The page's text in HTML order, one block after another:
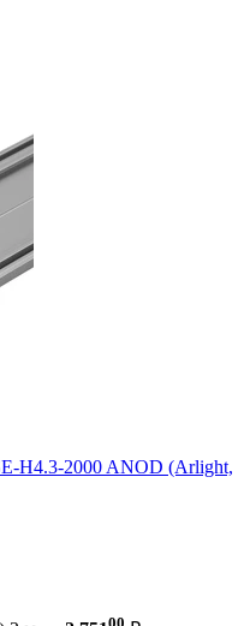
H4.3-2000 ANOD (Arlight,